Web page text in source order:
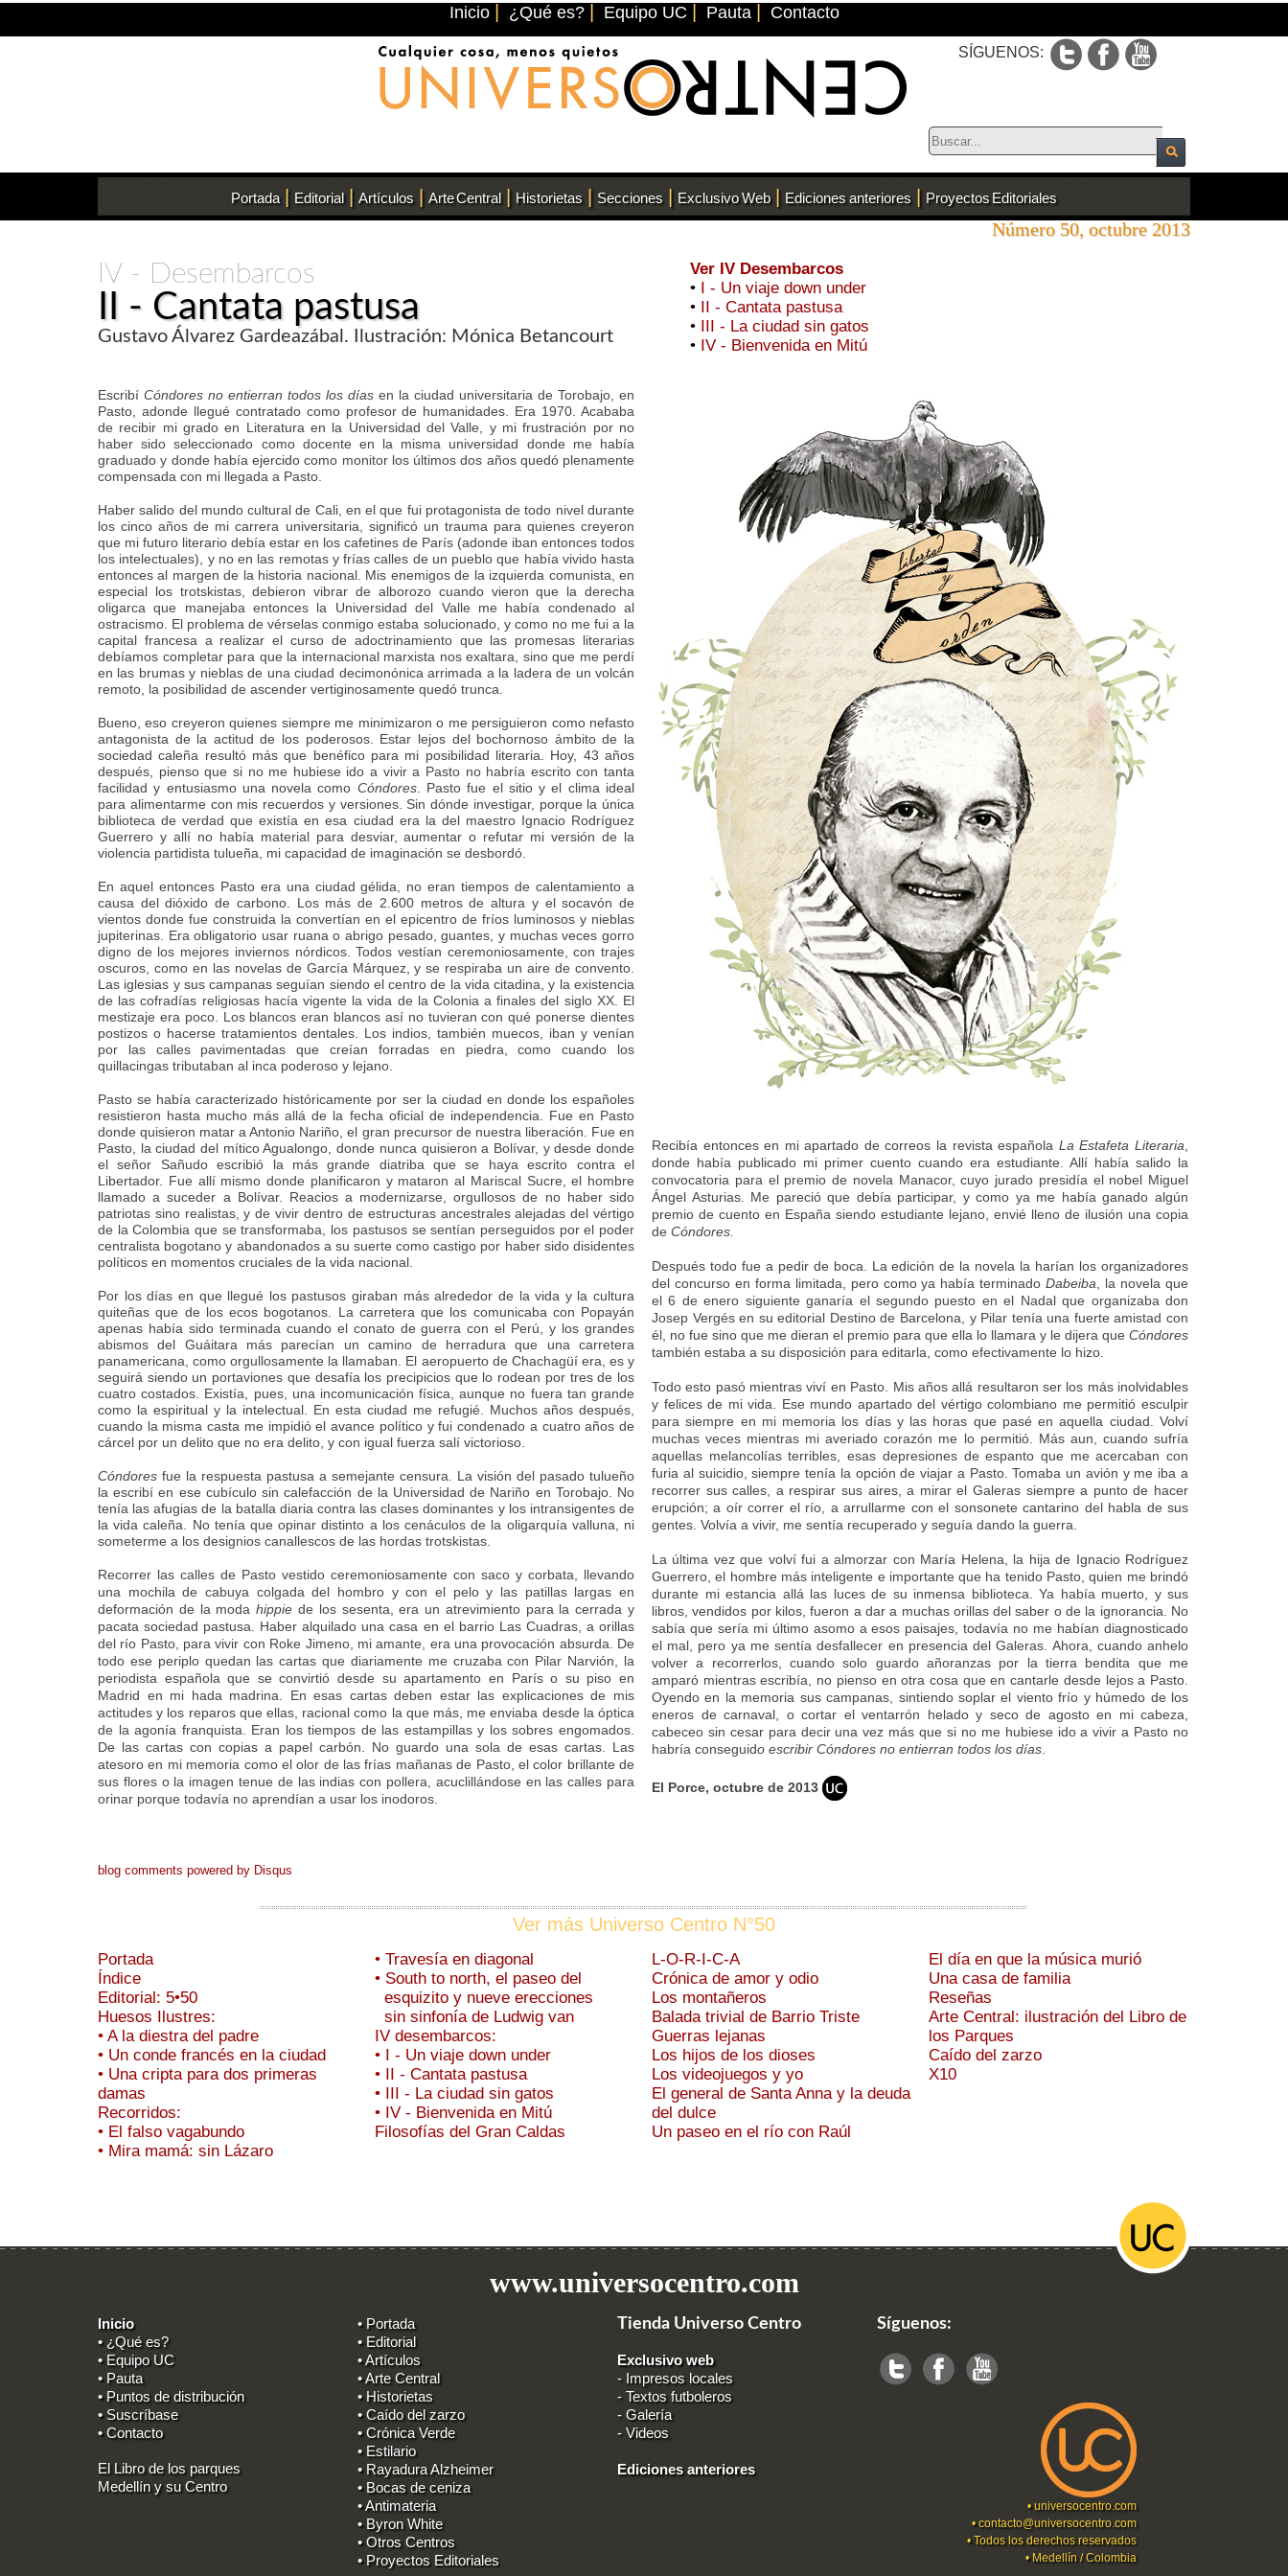
Inicio ¿Qué es? Equipo UC Pauta Contacto
SÍGUENOS:
Portada | Editorial | Artículos | Arte Central | Historietas | Secciones | Exclusivo Web | Ediciones anteriores | Proyectos Editoriales
Número 50, octubre 2013
IV - Desembarcos
II - Cantata pastusa
Gustavo Álvarez Gardeazábal. Ilustración: Mónica Betancourt
Ver IV Desembarcos
• I - Un viaje down under
• II - Cantata pastusa
• III - La ciudad sin gatos
• IV - Bienvenida en Mitú
Escribí Cóndores no entierran todos los días en la ciudad universitaria de Torobajo, en
Pasto, adonde llegué contratado como profesor de humanidades. Era 1970. Acababa
de recibir mi grado en Literatura en la Universidad del Valle, y mi frustración por no
haber sido seleccionado como docente en la misma universidad donde me había
graduado y donde había ejercido como monitor los últimos dos años quedó plenamente
compensada con mi llegada a Pasto.
Haber salido del mundo cultural de Cali, en el que fui protagonista de todo nivel durante
los cinco años de mi carrera universitaria, significó un trauma para quienes creyeron
que mi futuro literario debía estar en los cafetines de París (adonde iban entonces todos
los intelectuales), y no en las remotas y frías calles de un pueblo que había vivido hasta
entonces al margen de la historia nacional. Mis enemigos de la izquierda comunista, en
especial los trotskistas, debieron vibrar de alborozo cuando vieron que la derecha
oligarca que manejaba entonces la Universidad del Valle me había condenado al
ostracismo. El problema de vérselas conmigo estaba solucionado, y como no me fui a la
capital francesa a realizar el curso de adoctrinamiento que las promesas literarias
debíamos completar para que la internacional marxista nos exaltara, sino que me perdí
en las brumas y nieblas de una ciudad decimonónica arrimada a la ladera de un volcán
remoto, la posibilidad de ascender vertiginosamente quedó trunca.
Bueno, eso creyeron quienes siempre me minimizaron o me persiguieron como nefasto
antagonista de la actitud de los poderosos. Estar lejos del bochornoso ámbito de la
sociedad caleña resultó más que benéfico para mi posibilidad literaria. Hoy, 43 años
después, pienso que si no me hubiese ido a vivir a Pasto no habría escrito con tanta
facilidad y entusiasmo una novela como Cóndores. Pasto fue el sitio y el clima ideal
para alimentarme con mis recuerdos y versiones. Sin dónde investigar, porque la única
biblioteca de verdad que existía en esa ciudad era la del maestro Ignacio Rodríguez
Guerrero y allí no había material para desviar, aumentar o refutar mi versión de la
violencia partidista tulueña, mi capacidad de imaginación se desbordó.
En aquel entonces Pasto era una ciudad gélida, no eran tiempos de calentamiento a
causa del dióxido de carbono. Los más de 2.600 metros de altura y el socavón de
vientos donde fue construida la convertían en el epicentro de fríos luminosos y nieblas
jupiterinas. Era obligatorio usar ruana o abrigo pesado, guantes, y muchas veces gorro
digno de los mejores inviernos nórdicos. Todos vestían ceremoniosamente, con trajes
oscuros, como en las novelas de García Márquez, y se respiraba un aire de convento.
Las iglesias y sus campanas seguían siendo el centro de la vida citadina, y la existencia
de las cofradías religiosas hacía vigente la vida de la Colonia a finales del siglo XX. El
mestizaje era poco. Los blancos eran blancos así no tuvieran con qué ponerse dientes
postizos o hacerse tratamientos dentales. Los indios, también muecos, iban y venían
por las calles pavimentadas que creían forradas en piedra, como cuando los
quillacingas tributaban al inca poderoso y lejano.
Pasto se había caracterizado históricamente por ser la ciudad en donde los españoles
resistieron hasta mucho más allá de la fecha oficial de independencia. Fue en Pasto
donde quisieron matar a Antonio Nariño, el gran precursor de nuestra liberación. Fue en
Pasto, la ciudad del mítico Agualongo, donde nunca quisieron a Bolívar, y desde donde
el señor Sañudo escribió la más grande diatriba que se haya escrito contra el
Libertador. Fue allí mismo donde planificaron y mataron al Mariscal Sucre, el hombre
llamado a suceder a Bolívar. Reacios a modernizarse, orgullosos de no haber sido
patriotas sino realistas, y de vivir dentro de estructuras ancestrales alejadas del vértigo
de la Colombia que se transformaba, los pastusos se sentían perseguidos por el poder
centralista bogotano y abandonados a su suerte como castigo por haber sido disidentes
políticos en momentos cruciales de la vida nacional.
Por los días en que llegué los pastusos giraban más alrededor de la vida y la cultura
quiteñas que de los ecos bogotanos. La carretera que los comunicaba con Popayán
apenas había sido terminada cuando el conato de guerra con el Perú, y los grandes
abismos del Guáitara más parecían un camino de herradura que una carretera
panamericana, como orgullosamente la llamaban. El aeropuerto de Chachagüí era, es y
seguirá siendo un portaviones que desafía los precipicios que lo rodean por tres de los
cuatro costados. Existía, pues, una incomunicación física, aunque no fuera tan grande
como la espiritual y la intelectual. En esta ciudad me refugié. Muchos años después,
cuando la misma casta me impidió el avance político y fui condenado a cuatro años de
cárcel por un delito que no era delito, y con igual fuerza salí victorioso.
Cóndores fue la respuesta pastusa a semejante censura. La visión del pasado tulueño
la escribí en ese cubículo sin calefacción de la Universidad de Nariño en Torobajo. No
tenía las afugias de la batalla diaria contra las clases dominantes y los intransigentes de
la vida caleña. No tenía que opinar distinto a los cenáculos de la oligarquía valluna, ni
someterme a los designios canallescos de las hordas trotskistas.
Recorrer las calles de Pasto vestido ceremoniosamente con saco y corbata, llevando
una mochila de cabuya colgada del hombro y con el pelo y las patillas largas en
deformación de la modahippie de los sesenta, era un atrevimiento para la cerrada y
pacata sociedad pastusa. Haber alquilado una casa en el barrio Las Cuadras, a orillas
del río Pasto, para vivir con Roke Jimeno, mi amante, era una provocación absurda. De
todo ese periplo quedan las cartas que diariamente me cruzaba con Pilar Narvión, la
periodista española que se convirtió desde su apartamento en París o su piso en
Madrid en mi hada madrina. En esas cartas deben estar las explicaciones de mis
actitudes y los reparos que ellas, racional como la que más, me enviaba desde la óptica
de la agonía franquista. Eran los tiempos de las estampillas y los sobres engomados.
De las cartas con copias a papel carbón. No guardo una sola de esas cartas. Las
atesoro en mi memoria como el olor de las frías mañanas de Pasto, el color brillante de
sus flores o la imagen tenue de las indias con pollera, acuclillándose en las calles para
orinar porque todavía no aprendían a usar los inodoros.
Recibía entonces en mi apartado de correos la revista española La Estafeta Literaria
donde había publicado mi primer cuento cuando era estudiante. Allí había salido la
convocatoria para el premio de novela Manacor, cuyo jurado presidía el nobel Miguel
Ángel Asturias. Me pareció que debía participar, y como ya me había ganado algún
premio de cuento en España siendo estudiante lejano, envié lleno de ilusión una copia
de Cóndores.
Después todo fue a pedir de boca. La edición de la novela la harían los organizadores
del concurso en forma limitada, pero como ya había terminadoDabeiba , la novela que
el 6 de enero siguiente ganaría el segundo puesto en el Nadal que organizaba don
Josep Vergés en su editorial Destino de Barcelona, y Pilar tenía una fuerte amistad con
él, no fue sino que me dieran el premio para que ella lo llamara y le dijera que Cóndores
también estaba a su disposición para editarla, como efectivamente lo hizo.
Todo esto pasó mientras viví en Pasto. Mis años allá resultaron ser los más inolvidables
y felices de mi vida. Ese mundo apartado del vértigo colombiano me permitió esculpir
para siempre en mi memoria los días y las horas que pasé en aquella ciudad. Volví
muchas veces mientras mi averiado corazón me lo permitió. Más aun, cuando sufría
aquellas melancolías terribles, esas depresiones de espanto que me acercaban con
furia al suicidio, siempre tenía la opción de viajar a Pasto. Tomaba un avión y me iba a
recorrer sus calles, a respirar sus aires, a mirar el Galeras siempre a punto de hacer
erupción; a oír correr el río, a arrullarme con el sonsonete cantarino del habla de sus
gentes. Volvía a vivir, me sentía recuperado y seguía dando la guerra.
La última vez que volví fui a almorzar con María Helena, la hija de Ignacio Rodríguez
Guerrero, el hombre más inteligente e importante que ha tenido Pasto, quien me brindó
durante mi estancia allá las luces de su inmensa biblioteca. Ya había muerto, y sus
libros, vendidos por kilos, fueron a dar a muchas orillas del saber o de la ignorancia. No
sabía que sería mi último asomo a esos paisajes, todavía no me habían diagnosticado
el mal, pero ya me sentía desfallecer en presencia del Galeras. Ahora, cuando anhelo
volver a recorrerlos, cuando solo guardo añoranzas por la tierra bendita que me
amparó mientras escribía, no pienso en otra cosa que en cantarle desde lejos a Pasto.
Oyendo en la memoria sus campanas, sintiendo soplar el viento frío y húmedo de los
eneros de carnaval, o cortar el ventarrón helado y seco de agosto en mi cabeza,
cabeceo sin cesar para decir una vez más que si no me hubiese ido a vivir a Pasto no
habría conseguido escribir Cóndores no entierran todos los días
El Porce, octubre de 2013
blog comments powered by Disqus
Ver más Universo Centro N°50
Portada
Índice
Editorial: 5•50
Huesos Ilustres:
• A la diestra del padre
• Un conde francés en la ciudad
• Una cripta para dos primeras
damas
Recorridos:
• El falso vagabundo
• Mira mamá: sin Lázaro
• Travesía en diagonal
• South to north, el paseo del
esquizito y nueve erecciones
sin sinfonía de Ludwig van
IV desembarcos:
• I - Un viaje down under
• II - Cantata pastusa
• III - La ciudad sin gatos
• IV - Bienvenida en Mitú
Filosofías del Gran Caldas
L-O-R-I-C-A
Crónica de amor y odio
Los montañeros
Balada trivial de Barrio Triste
Guerras lejanas
Los hijos de los dioses
Los videojuegos y yo
El general de Santa Anna y la deuda
del dulce
Un paseo en el río con Raúl
El día en que la música murió
Una casa de familia
Reseñas
Arte Central: ilustración del Libro de
los Parques
Caído del zarzo
X10
www.universocentro.com
Inicio
• ¿Qué es?
• Equipo UC
• Pauta
• Puntos de distribución
• Suscríbase
• Contacto
El Libro de los parques
Medellín y su Centro
• Portada
• Editorial
• Artículos
• Arte Central
• Historietas
• Caído del zarzo
• Crónica Verde
• Estilario
• Rayadura Alzheimer
• Bocas de ceniza
• Antimateria
• Byron White
• Otros Centros
• Proyectos Editoriales
Tienda Universo Centro
Exclusivo web
- Impresos locales
-Textos futboleros
-Galería
-Videos
Ediciones anteriores
Síguenos:
•universocentro.com
•contacto@universocentro.com
• Todos los derechos reservados
• Medellín / Colombia